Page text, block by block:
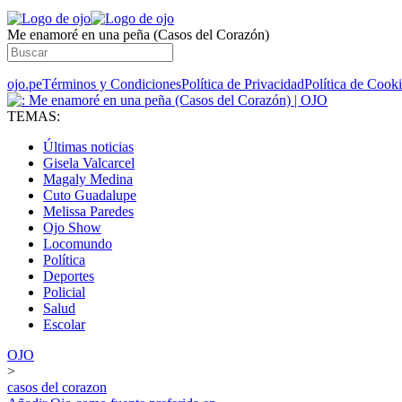
Me enamoré en una peña (Casos del Corazón)
ojo.peTérminos y CondicionesPolítica de PrivacidadPolítica de
TEMAS:
Últimas noticias
Gisela Valcarcel
Magaly Medina
Cuto Guadalupe
Melissa Paredes
Ojo Show
Locomundo
Política
Deportes
Policial
Salud
Escolar
OJO
>
casos del corazon